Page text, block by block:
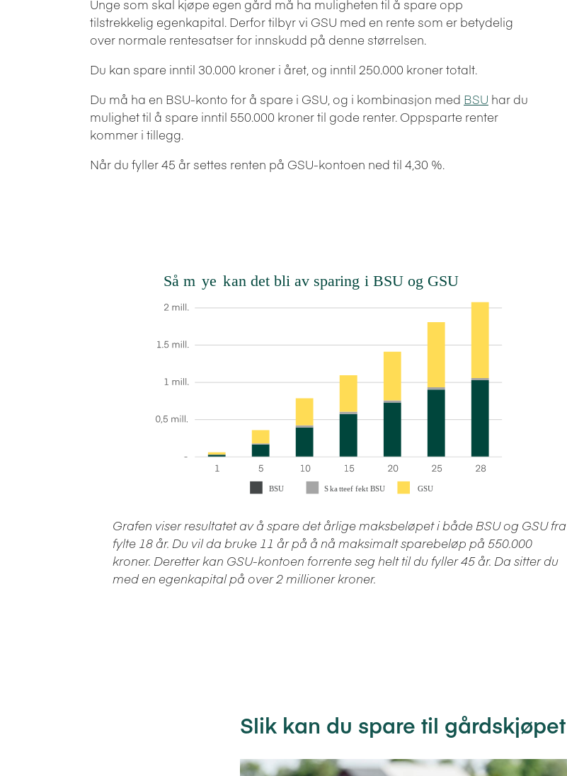
Unge som skal kjøpe egen gård må ha muligheten til å spare opp
tilstrekkelig egenkapital. Derfor tilbyr vi GSU med en rente som er betydelig
over normale rentesatser for innskudd på denne størrelsen.
Du kan spare inntil 30.000 kroner i året, og inntil 250.000 kroner totalt.
Du må ha en BSU-konto for å spare i GSU, og i kombinasjon med BSU har du
mulighet til å spare inntil 550.000 kroner til gode renter. Oppsparte renter
kommer i tillegg.
Når du fyller 45 år settes renten på GSU-kontoen ned til 4,30 %.
Grafen viser resultatet av å spare det årlige maksbeløpet i både BSU og GSU fra
fylte 18 år. Du vil da bruke 11 år på å nå maksimalt sparebeløp på 550.000
kroner. Deretter kan GSU-kontoen forrente seg helt til du fyller 45 år. Da sitter du
med en egenkapital på over 2 millioner kroner.
Slik kan du spare til gårdskjøpet